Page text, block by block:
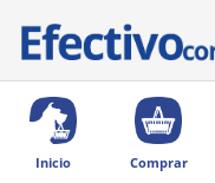
Inicio Comprar